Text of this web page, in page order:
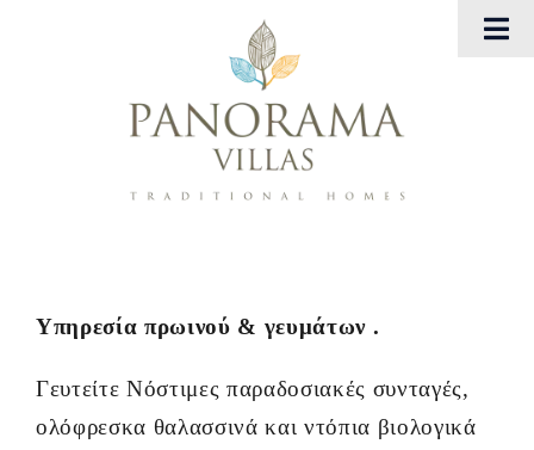
Εμπειρίες
Gallery
Υπηρεσία πρωινού & γευμάτων .
Γευτείτε Νόστιμες παραδοσιακές συνταγές,
ολόφρεσκα θαλασσινά και ντόπια βιολογικά